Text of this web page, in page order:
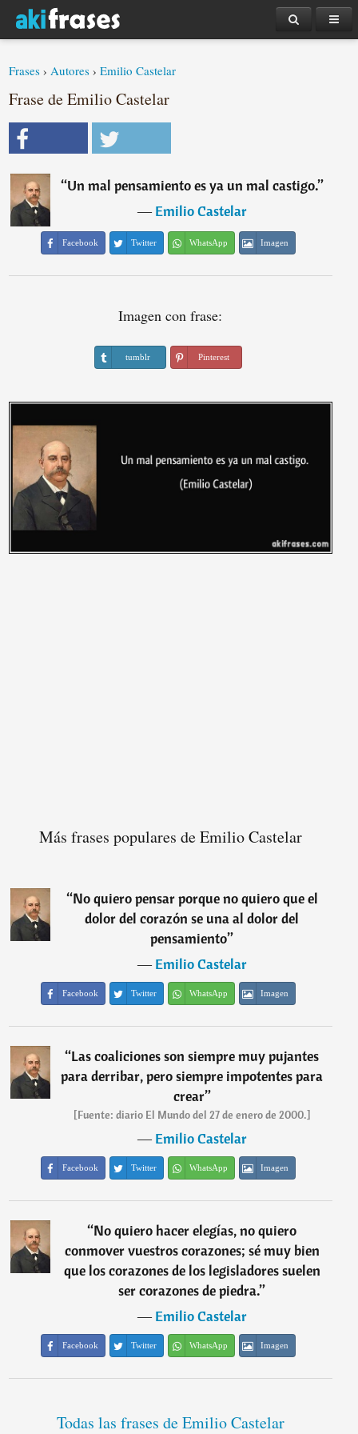
Frases ›Autores ›Emilio Castelar
Frase de Emilio Castelar
“Un mal pensamiento es ya un mal castigo.”
―Emilio Castelar
Facebook Twitter WhatsApp Imagen
Imagen con frase:
tumblr Pinterest
Más frases populares de Emilio Castelar
“No quiero pensar porque no quiero que el
dolor del corazón se una al dolor del
pensamiento”
―Emilio Castelar
Facebook Twitter WhatsApp Imagen
“Las coaliciones son siempre muy pujantes
para derribar, pero siempre impotentes para
crear”
[Fuente: diario El Mundo del 27 de enero de 2000.]
―Emilio Castelar
Facebook Twitter WhatsApp Imagen
“No quiero hacer elegías, no quiero
conmover vuestros corazones; sé muy bien
que los corazones de los legisladores suelen
ser corazones de piedra.”
―Emilio Castelar
Facebook Twitter WhatsApp Imagen
Todas las frases de Emilio Castelar